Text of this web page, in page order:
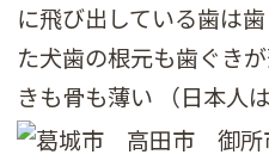
に飛び出している歯は
た犬歯の根元も歯ぐき
きも骨も薄い （日本人